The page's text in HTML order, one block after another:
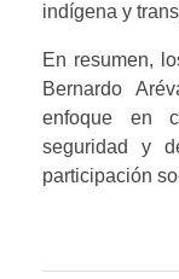
indígena y
En resumen,
Bernardo
enfoque en
seguridad y
participación